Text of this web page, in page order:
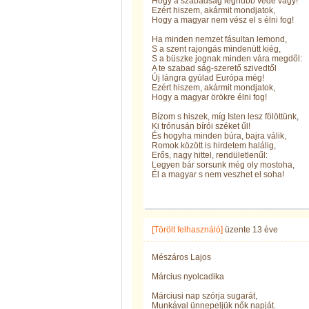
Ezért hiszem, akármit mondjatok,
Hogy a magyar nem vész el s élni fog!
Ha minden nemzet fásultan lemond,
S a szent rajongás mindenütt kiég,
S a büszke jognak minden vára megdől:
A te szabad ság-szerető szivedtől
Új lángra gyúlad Európa még!
Ezért hiszem, akármit mondjatok,
Hogy a magyar örökre élni fog!
Bízom s hiszek, míg Isten lesz fölöttünk,
Ki trónusán bírói széket űl!
És hogyha minden búra, bajra válik,
Romok között is hirdetem halálig,
Erős, nagy hittel, rendületlenűl:
Legyen bár sorsunk még oly mostoha,
Él a magyar s nem veszhet el soha!
[Törölt felhasználó] üzente 13 éve
Mészáros Lajos
Március nyolcadika
Márciusi nap szórja sugarát,
Munkával ünnepeljük nők napját.